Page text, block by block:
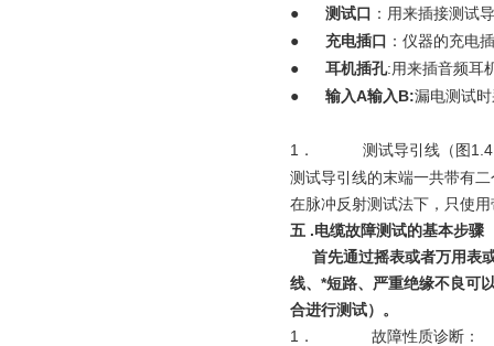
●
测试口 ：用来插接测试
●
充电插口 ：仪器的充电
●
耳机插孔:用来插音频耳
●
输入A输入B:漏电测试
1．
测试导引线（图
测试导引线的末端一共带有
在脉冲反射测试法下，只使
五 .电缆故障测试的基本步骤
首先通过摇表或者万用表
线、*短路、严重绝缘不良可
合进行测试）。
1．
故障性质诊断：